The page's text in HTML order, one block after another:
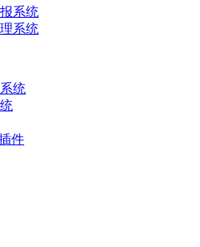
系统
系统
统
件